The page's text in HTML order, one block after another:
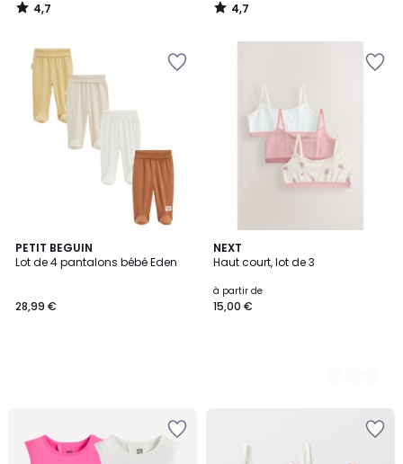
4,7
/
4,7
/
PETIT BEGUIN
Lot de 4 pantalons bébé Eden
28,99 €
NEXT
Haut court, lot de 3
à partir de
15,00 €
3
Couleurs